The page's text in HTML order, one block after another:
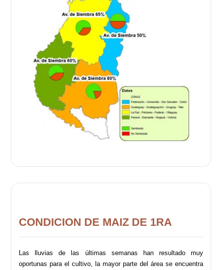
CONDICION DE MAIZ DE 1RA
Las lluvias de las últimas semanas han resultado muy
oportunas para el cultivo, la mayor parte del área se encuentra